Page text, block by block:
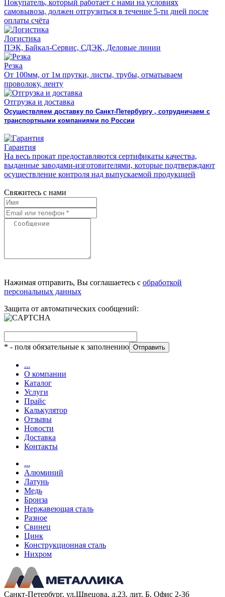
Покупатель, который работает с нами на условиях
самовывоза, должен отгрузиться в течение 5-ти дней после
оплаты счёта
Логистика
ПЭК, Байкал-Сервис, СДЭК, Деловые линии
Резка
От 100мм, от 1м прутки, листы, трубы, отматываем
проволоку, ленту
Отгрузка и доставка
Осуществляем доставку по Санкт-Петербургу , сотрудничаем с
транспортными компаниями по России
Гарантия
На весь прокат предоставляются сертификаты качества,
выданные заводами-изготовителями, которые подтверждают
осуществление контроля над выпускаемой продукцией
Свяжитесь с нами
Нажимая отправить, Вы соглашаетесь с обработкой
персональных данных
Защита от автоматических сообщений:
* - поля обязательные к заполнению
...
О компании
Каталог
Услуги
Прайс
Калькулятор
Отзывы
Новости
Доставка
Контакты
...
Алюминий
Латунь
Медь
Бронза
Нержавеющая сталь
Разное
Свинец
Цинк
Конструкционная сталь
Нихром
Санкт-Петербург, ул.Швецова, д.23, лит. Б, Офис 2-36